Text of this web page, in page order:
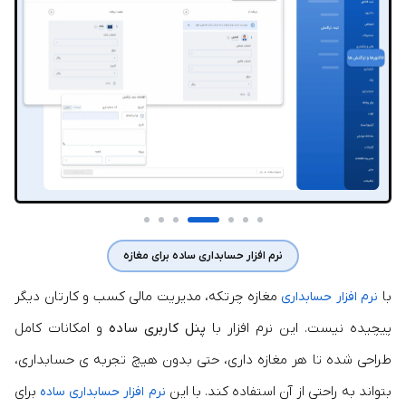
نرم افزار حسابداری ساده برای مغازه
با نرم افزار حسابداری مغازه چرتکه، مدیریت مالی کسب‌ و کارتان دیگر
پیچیده نیست.‎ این نرم‌ افزار با
پنل کاربری ساده و امکانات کامل
طراحی شده تا هر مغازه‌ داری، حتی بدون هیچ تجربه‌ ی حسابداری،
بتواند به‌ راحتی از آن استفاده کند.‎ با این
نرم افزار حسابداری سادهبرای